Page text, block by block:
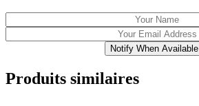
Notify When Available
Produits similaires